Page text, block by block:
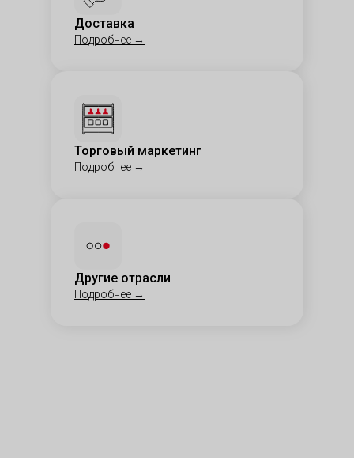
Доставка
Подробнее →
Торговый маркетинг
Подробнее →
Другие отрасли
Подробнее →